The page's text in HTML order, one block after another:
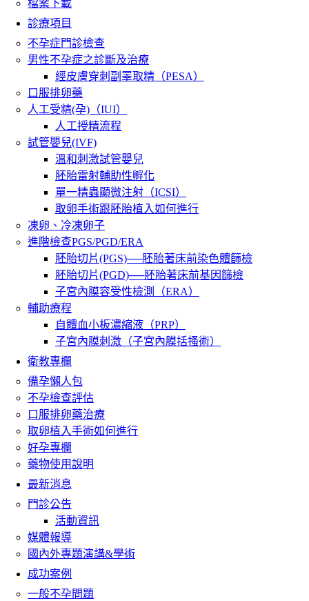
檔案下載
診療項目
不孕症門診檢查
男性不孕症之診斷及治療
經皮膚穿刺副睪取精（PESA）
口服排卵藥
人工受精(孕)（IUI）
人工授精流程
試管嬰兒(IVF)
溫和刺激試管嬰兒
胚胎雷射輔助性孵化
單一精蟲顯微注射（ICSI）
取卵手術跟胚胎植入如何進行
凍卵、冷凍卵子
進階檢查PGS/PGD/ERA
胚胎切片(PGS)──胚胎著床前染色體篩檢
胚胎切片(PGD)──胚胎著床前基因篩檢
子宮內膜容受性檢測（ERA）
輔助療程
自體血小板濃縮液（PRP）
子宮內膜刺激（子宮內膜括搔術）
衛教專欄
備孕懶人包
不孕檢查評估
口服排卵藥治療
取卵植入手術如何進行
好孕專欄
藥物使用說明
最新消息
門診公告
活動資訊
媒體報導
國內外專題演講&學術
成功案例
一般不孕問題